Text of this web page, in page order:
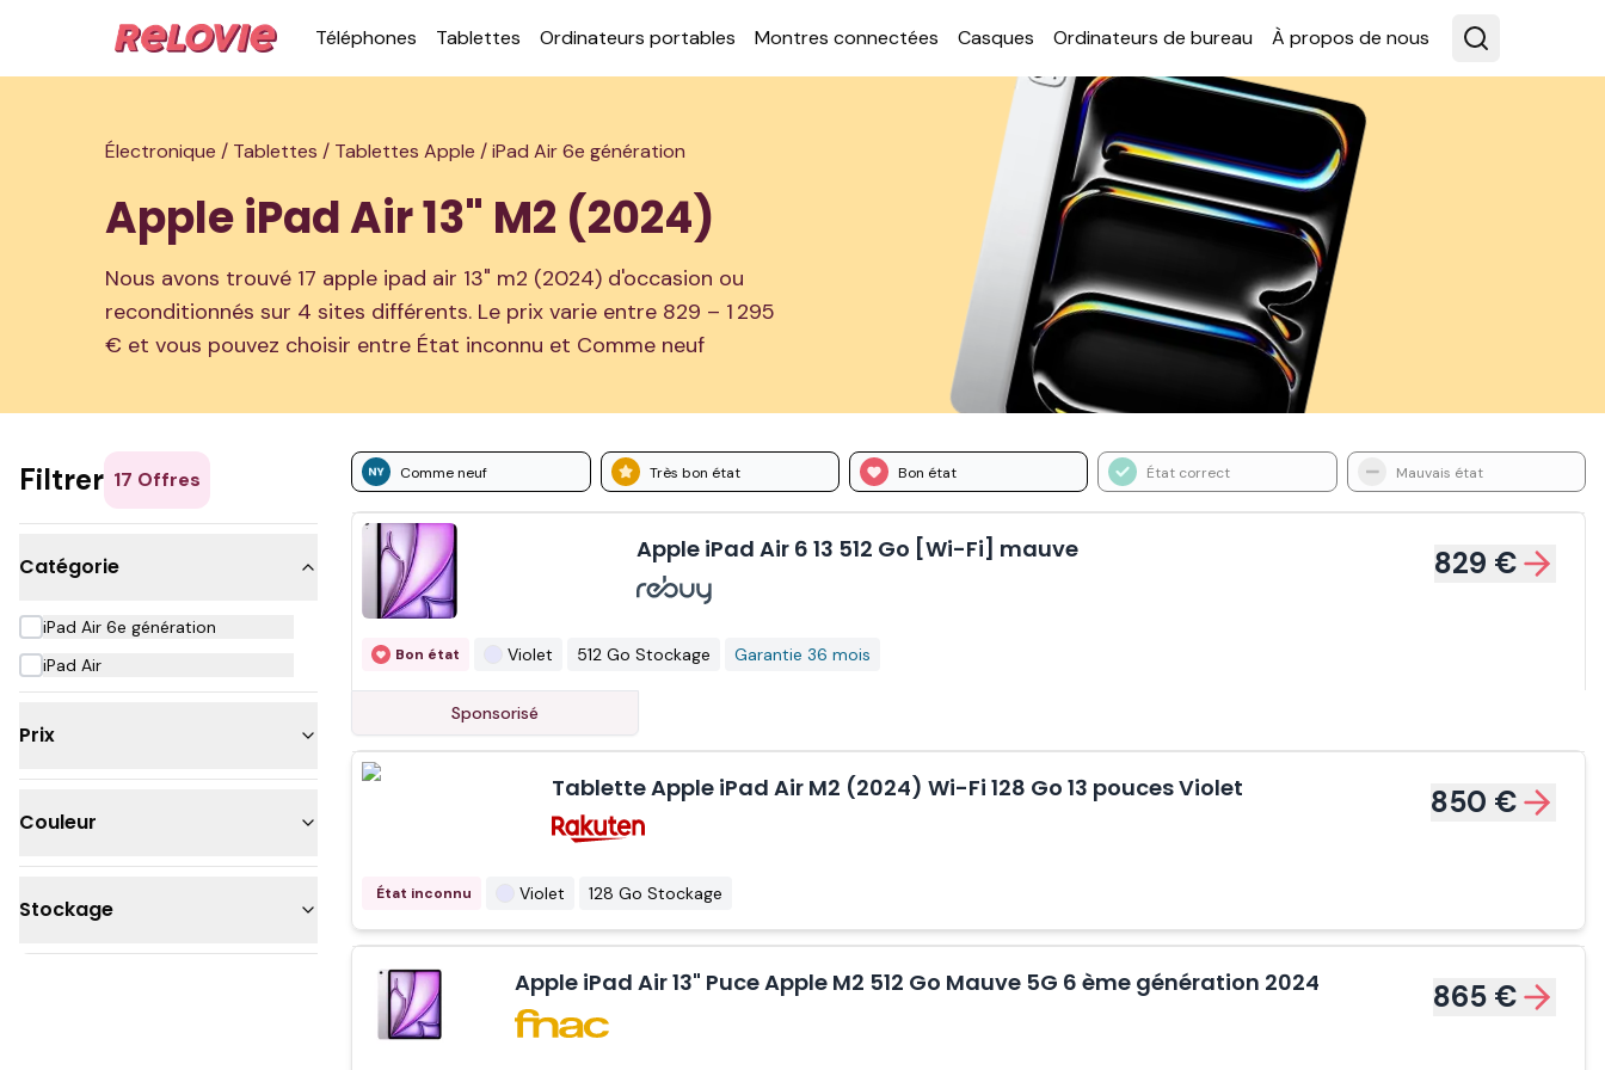
Télé­phones Ta­blettes Ordi­nateurs por­tables Montres con­nectées Casques Ordina­teurs de bureau À propos de nous
Électronique / Tablettes / Tablettes Apple /iPad Air 6e génération
Apple iPad Air 13" M2 (2024)
Nous avons trouvé 17 apple ipad air 13" m2 (2024) d'occasion ou
reconditionnés sur 4 sites différents. Le prix varie entre 829 – 1 295
€ et vous pouvez choisir entre État inconnu et Comme neuf
Comme neuf Très bon état Bon état État correct Mauvais état
Filtrer 17 Offres
Catégorie
iPad Air 6e génération
iPad Air
Prix
Plus de 1 000€
Couleur
Gris
Bleu
Stockage
Apple iPad Air 6 13 512 Go [Wi-Fi] mauve 829 €
Bon état Violet 512 Go Stockage Garantie 36 mois
Sponsorisé
Tablette Apple iPad Air M2 (2024) Wi-Fi 128 Go 13 pouces Violet 850 €
État inconnu Violet 128 Go Stockage
Apple iPad Air 13" Puce Apple M2 512 Go Mauve 5G 6 ème génération 2024 865 €